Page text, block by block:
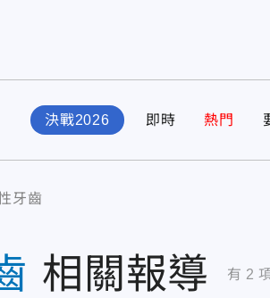
決戰2026 即時 熱門
牙齒
相關報導 有 2